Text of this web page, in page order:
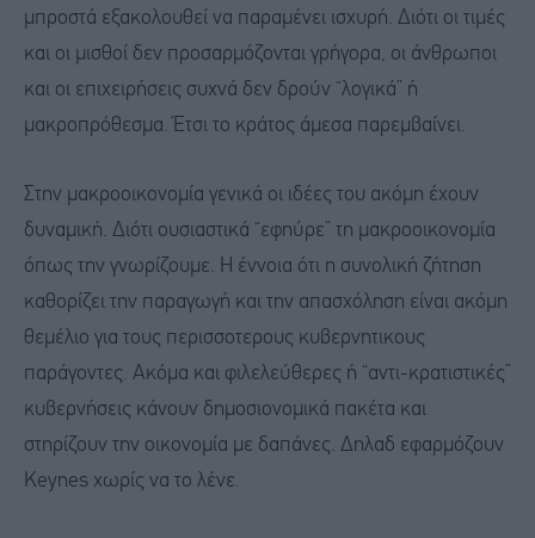
μπροστά εξακολουθεί να παραμένει ισχυρή. Διότι οι τιμές
και οι μισθοί δεν προσαρμόζονται γρήγορα, οι άνθρωποι
και οι επιχειρήσεις συχνά δεν δρούν “λογικά” ή
μακροπρόθεσμα. Έτσι το κράτος άμεσα παρεμβαίνει.
Στην μακροοικονομία γενικά οι ιδέες του ακόμη έχουν
δυναμική. Διότι ουσιαστικά “εφηύρε” τη μακροοικονομία
όπως την γνωρίζουμε. Η έννοια ότι η συνολική ζήτηση
καθορίζει την παραγωγή και την απασχόληση είναι ακόμη
θεμέλιο για τους περισσοτερους κυβερνητικους
παράγοντες. Ακόμα και φιλελεύθερες ή “αντι-κρατιστικές”
κυβερνήσεις κάνουν δημοσιονομικά πακέτα και
στηρίζουν την οικονομία με δαπάνες. Δηλαδ εφαρμόζουν
Keynes χωρίς να το λένε.